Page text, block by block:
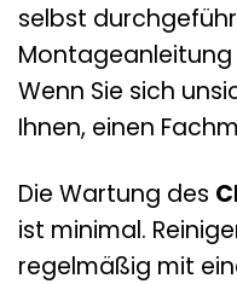
selbst
Wenn Sie sich
Ihnen, einen
Die Wartung des
ist minimal.
regelmäßig mit